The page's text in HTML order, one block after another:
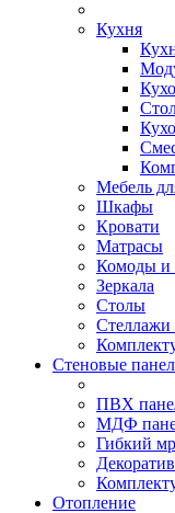
Кухня
Мебель
Шкафы
Кровати
Матрасы
Комоды и
Зеркала
Столы
Стеллажи
Стеновые
ПВХ
МДФ
Гибкий
Отопление